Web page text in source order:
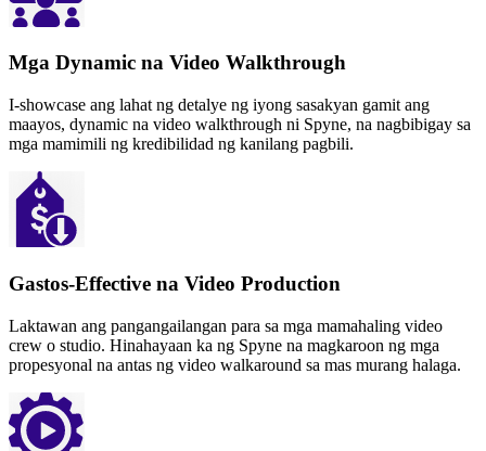
Mga Dynamic na Video Walkthrough
I-showcase ang lahat ng detalye ng iyong sasakyan gamit ang
maayos, dynamic na video walkthrough ni Spyne, na nagbibigay sa
mga mamimili ng kredibilidad ng kanilang pagbili.
Gastos-Effective na Video Production
Laktawan ang pangangailangan para sa mga mamahaling video
crew o studio. Hinahayaan ka ng Spyne na magkaroon ng mga
propesyonal na antas ng video walkaround sa mas murang halaga.